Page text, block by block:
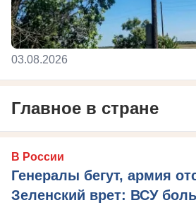
03.08.2026
Главное в стране
В России
Генералы бегут, армия
Зеленский врет: ВСУ